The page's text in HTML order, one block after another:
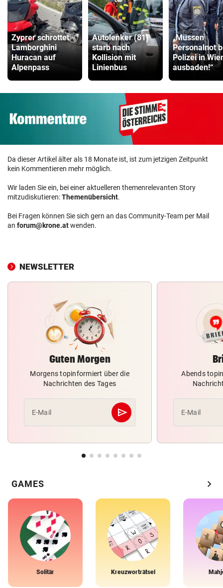
Zyprer schrottet
Lamborghini
Huracan auf
Alpenpass
Autolenker (81)
starb nach
Kollision mit
Linienbus
„Müssen
Personalnot
Polizei in
ausbaden!“
Da dieser Artikel älter als 18 Monate ist, ist zum jetzigen Zeitpunkt
kein Kommentieren mehr möglich.
Wir laden Sie ein, bei einer aktuelleren themenrelevanten Story
mitzudiskutieren:Themenübersicht.
Bei Fragen können Sie sich gern an das Community-Team per Mail
an forum@krone.atwenden.
NEWSLETTER
Guten Morgen
Morgens topinformiert über die
Nachrichten des Tages
E-Mail send
Abschicken
Abends
E-Mail
GAMES chevron_right
Solitär Kreuzworträtsel